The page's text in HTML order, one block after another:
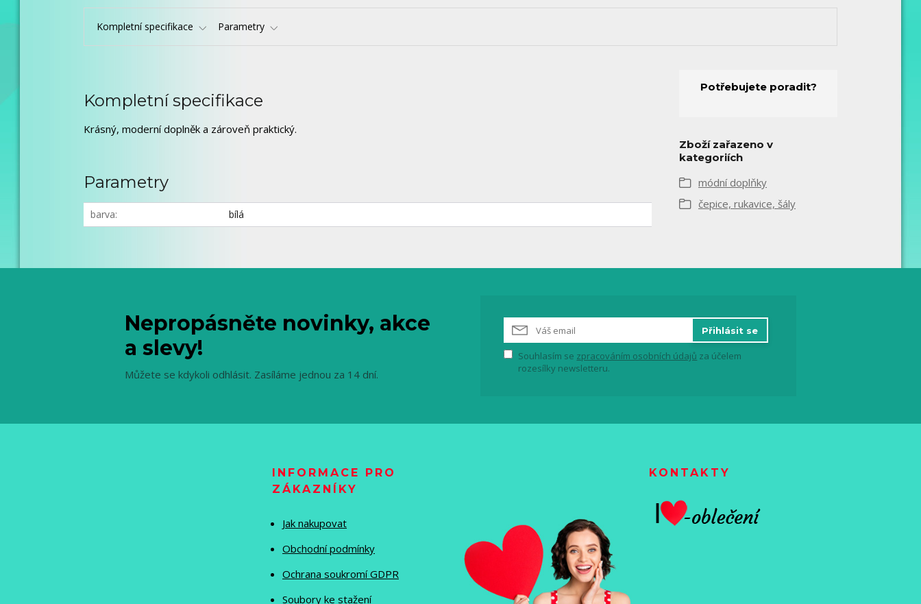
Kompletní specifikace Parametry
Kompletní specifikace
Krásný, moderní doplněk a zároveň praktický.
Parametry
barva bílá
Potřebujete poradit?
Zboží zařazeno v
kategoriích
módní doplňky
čepice, rukavice, šály
Nepropásněte novinky, akce
a slevy!
Můžete se kdykoli odhlásit. Zasíláme jednou za 14 dní.
Přihlásit se
Souhlasím se zpracováním osobních údajů za účelem
rozesílky newsletteru.
INFORMACE PRO
ZÁKAZNÍKY
Jak nakupovat
Obchodní podmínky
Ochrana soukromí GDPR
Soubory ke stažení
KONTAKTY